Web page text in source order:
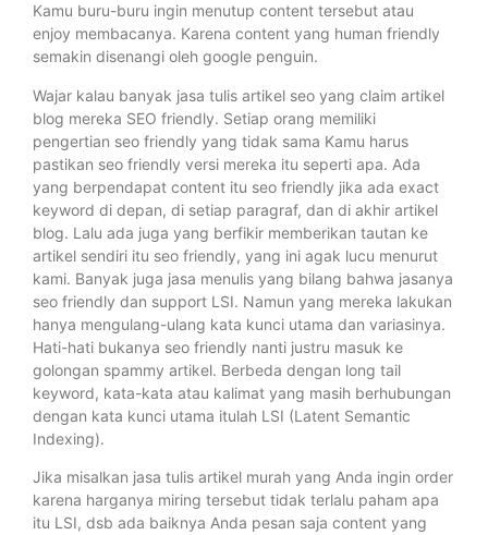
Kamu buru-buru ingin menutup content tersebut atau
enjoy membacanya. Karena content yang human friendly
semakin disenangi oleh google penguin.
Wajar kalau banyak jasa tulis artikel seo yang claim artikel
blog mereka SEO friendly. Setiap orang memiliki
pengertian seo friendly yang tidak sama Kamu harus
pastikan seo friendly versi mereka itu seperti apa. Ada
yang berpendapat content itu seo friendly jika ada exact
keyword di depan, di setiap paragraf, dan di akhir artikel
blog. Lalu ada juga yang berfikir memberikan tautan ke
artikel sendiri itu seo friendly, yang ini agak lucu menurut
kami. Banyak juga jasa menulis yang bilang bahwa jasanya
seo friendly dan support LSI. Namun yang mereka lakukan
hanya mengulang-ulang kata kunci utama dan variasinya.
Hati-hati bukanya seo friendly nanti justru masuk ke
golongan spammy artikel. Berbeda dengan long tail
keyword, kata-kata atau kalimat yang masih berhubungan
dengan kata kunci utama itulah LSI (Latent Semantic
Indexing).
Jika misalkan jasa tulis artikel murah yang Anda ingin order
karena harganya miring tersebut tidak terlalu paham apa
itu LSI, dsb ada baiknya Anda pesan saja content yang